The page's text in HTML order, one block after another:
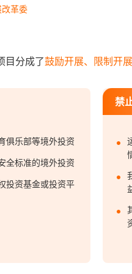
革委
目分成了鼓励开展、限制开
俱乐部等境外投资
全标准的境外投资
投资基金或投资平
禁